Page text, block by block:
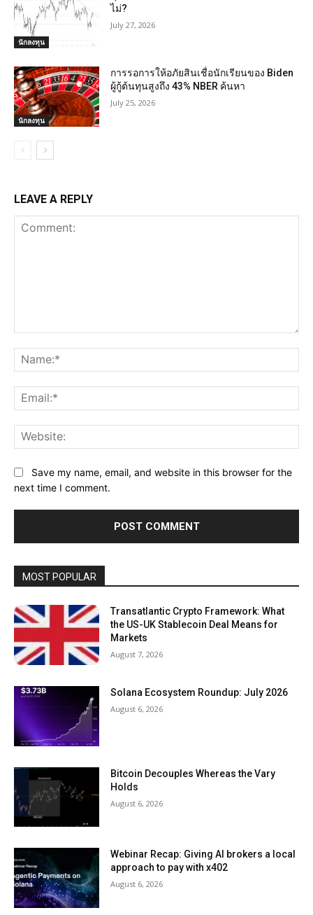
นักลงทุน
ไม่?
July 27, 2026
นักลงทุน
การรอการให้อภัยสินเชื่อนักเรียนของ Biden
ผู้กู้ต้นทุนสูงถึง 43% NBER ค้นหา
July 25, 2026
LEAVE A REPLY
Save my name, email, and website in this browser for the
next time I comment.
MOST POPULAR
Transatlantic Crypto Framework: What
the US-UK Stablecoin Deal Means for
Markets
August 7, 2026
Solana Ecosystem Roundup: July 2026
August 6, 2026
Bitcoin Decouples Whereas the Vary
Holds
August 6, 2026
Webinar Recap: Giving AI brokers a local
approach to pay with x402
August 6, 2026